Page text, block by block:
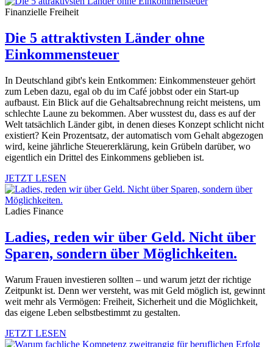
Finanzielle Freiheit
Die 5 attraktivsten Länder ohne
Einkommensteuer
In Deutschland gibt's kein Entkommen: Einkommensteuer gehört
zum Leben dazu, egal ob du im Café jobbst oder ein Start-up
aufbaust. Ein Blick auf die Gehaltsabrechnung reicht meistens, um
schlechte Laune zu bekommen. Aber wusstest du, dass es auf der
Welt tatsächlich Länder gibt, in denen dieses Konzept schlicht nicht
existiert? Kein Prozentsatz, der automatisch vom Gehalt abgezogen
wird, keine jährliche Steuererklärung, kein Grübeln darüber, wo
eigentlich ein Drittel des Einkommens geblieben ist.
JETZT LESEN
Ladies Finance
Ladies, reden wir über Geld. Nicht über
Sparen, sondern über Möglichkeiten.
Warum Frauen investieren sollten – und warum jetzt der richtige
Zeitpunkt ist. Denn wer versteht, was mit Geld möglich ist, gewinnt
weit mehr als Vermögen: Freiheit, Sicherheit und die Möglichkeit,
das eigene Leben selbstbestimmt zu gestalten.
JETZT LESEN